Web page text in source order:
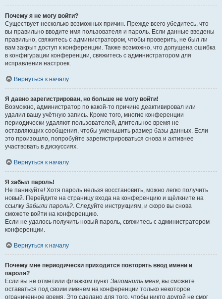
Почему я не могу войти?
Существует несколько возможных причин. Прежде всего убедитесь, что
вы правильно вводите имя пользователя и пароль. Если данные введены
правильно, свяжитесь с администратором, чтобы проверить, не был ли
вам закрыт доступ к конференции. Также возможно, что допущена ошибка
в конфигурации конференции, свяжитесь с администратором для
исправления настроек.
Вернуться к началу
Я давно зарегистрирован, но больше не могу войти!
Возможно, администратор по какой-то причине деактивировал или
удалил вашу учётную запись. Кроме того, многие конференции
периодически удаляют пользователей, длительное время не
оставляющих сообщения, чтобы уменьшить размер базы данных. Если
это произошло, попробуйте зарегистрироваться снова и активнее
участвовать в дискуссиях.
Вернуться к началу
Я забыл пароль!
Не паникуйте! Хотя пароль нельзя восстановить, можно легко получить
новый. Перейдите на страницу входа на конференцию и щёлкните на
ссылку Забыли пароль?. Следуйте инструкциям, и скоро вы снова
сможете войти на конференцию.
Если не удалось получить новый пароль, свяжитесь с администратором
конференции.
Вернуться к началу
Почему мне периодически приходится повторять ввод имени и
пароля?
Если вы не отметили флажком пункт Запомнить меня, вы сможете
оставаться под своим именем на конференции только некоторое
ограниченное время. Это сделано для того, чтобы никто другой не смог